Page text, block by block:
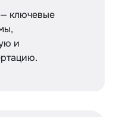
— ключевые
и